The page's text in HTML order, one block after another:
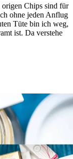
Chips sind für
ohne jeden Anflug
Tüte bin ich weg,
ist. Da verstehe